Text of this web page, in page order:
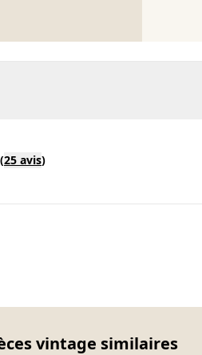
(25 avis)
vintage similaires